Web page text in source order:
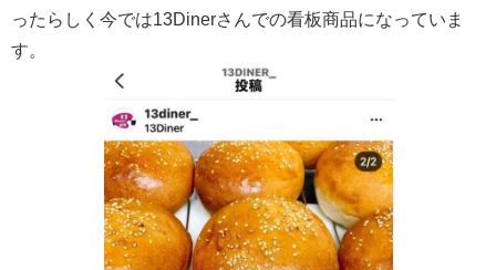
ったらしく今では13Dinerさんでの看板商品になっていま
す。